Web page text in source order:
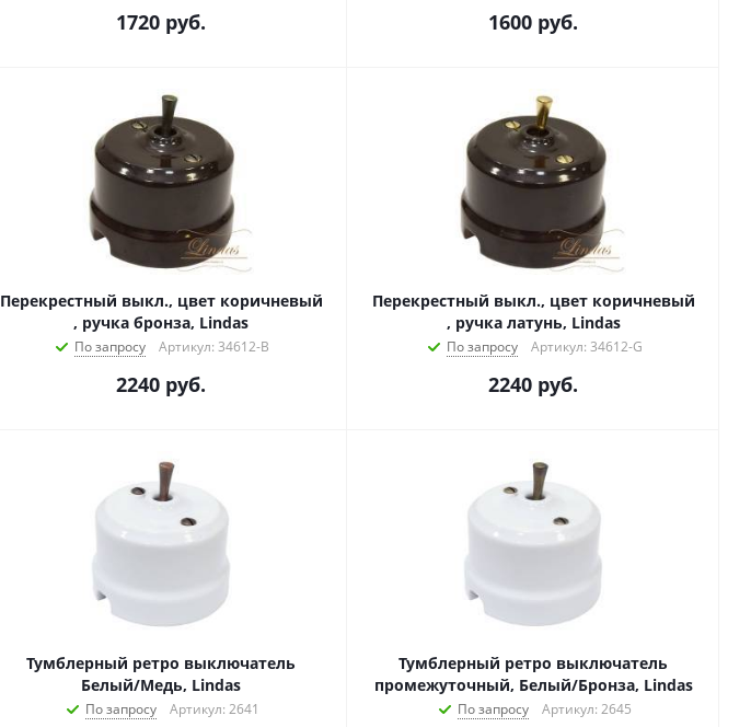
1720 руб. 1600 руб.
Перекрестный выкл., цвет коричневый
, ручка бронза, Lindas
По запросу Артикул: 34612-B
2240 руб.
Перекрестный выкл., цвет коричневый
, ручка латунь, Lindas
По запросу Артикул: 34612-G
2240 руб.
Тумблерный ретро выключатель
Белый/Медь, Lindas
По запросу Артикул: 2641
Тумблерный ретро выключатель
промежуточный, Белый/Бронза, Lindas
По запросу Артикул: 2645